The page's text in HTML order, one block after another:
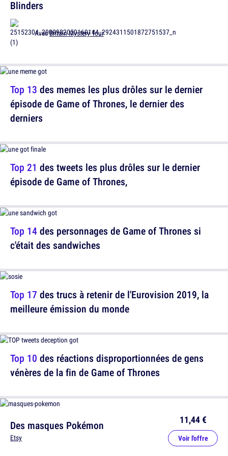
Top 13 des memes les plus drôles sur le dernier
épisode de Game of Thrones, le dernier des
derniers
Top 14des personnages de Game of Thrones si
c'était des sandwiches
Top 10 des réactions disproportionnées de gens
vénères de la fin de Game of Thrones
Blinders
AvecBritain Mystery Tour
Top 21 des tweets les plus drôles sur le dernier
épisode de Game of Thrones,
Top 17 des trucs à retenir de l'Eurovision 2019, la
meilleure émission du monde
Des masques Pokémon
Etsy
11,44 €
Voir l'offre